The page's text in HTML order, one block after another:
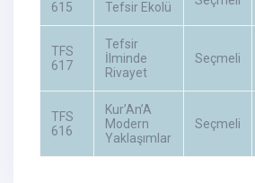
615
Tefsir Ekolü
TFS
617
Tefsir
İlminde
Rivayet
Seçmeli
TFS
616
Kur’An’A
Modern
Yaklaşımlar
Seçmeli